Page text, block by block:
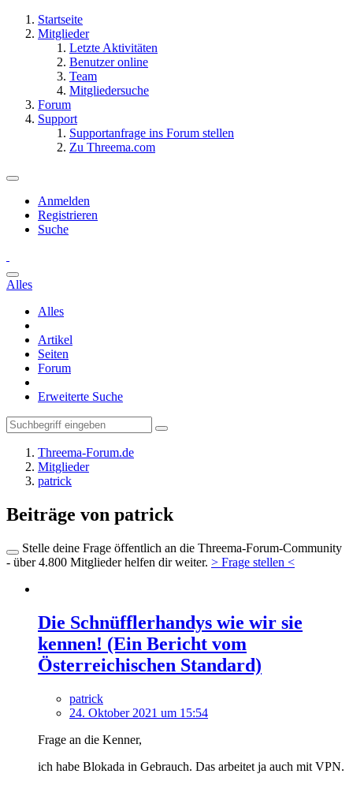
Startseite
Mitglieder
Letzte Aktivitäten
Benutzer online
Team
Mitgliedersuche
Forum
Support
Supportanfrage ins Forum stellen
Zu Threema.com
Anmelden
Registrieren
Suche
Alles
Alles
Artikel
Seiten
Forum
Erweiterte Suche
Threema-Forum.de
Mitglieder
patrick
Beiträge von patrick
Stelle deine Frage öffentlich an die Threema-Forum-Community
- über 4.800 Mitglieder helfen dir weiter. > Frage stellen <
Die Schnüfflerhandys wie wir sie
kennen! (Ein Bericht vom
Österreichischen Standard)
patrick
24. Oktober 2021 um 15:54
Frage an die Kenner,
ich habe Blokada in Gebrauch. Das arbeitet ja auch mit VPN.